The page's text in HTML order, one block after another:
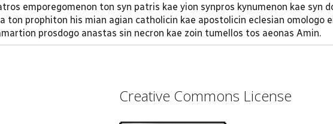
emporegomenon ton syn patris kae yion synpros kynumenon kae syn
ton prophiton his mian agian catholicin kae apostolicin eclesian omologo
prosdogo anastas sin necron kae zoin tumellos tos aeonas Amin.
Creative Commons License